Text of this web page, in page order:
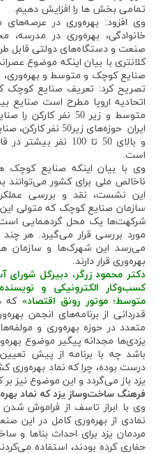
تمامی بخش ها را افزایش دهیم.
وی افزود: بهره‌وری در عرصه‌های
خانوادگی، بهره‌وری در مدرسه،
صنعت و دستگاه‌های دولتی قابل
کلانتری با بیان اینکه موضوع
صنایع کوچک و متوسط و بهره‌وری،
تصریح کرد: تعریف صنایع
متوسط و زیر 50 نفر
و بالای 50 تا 100
است.
وی با بیان اینکه صنایع
ناخالص ملی برای کشور می‌توانند
این نشست، نقد و بررسی
سازمان صنایع کوچک که متولی این
شرکهت‌ها یک محل گردهمایی است
مورد بررسی قرار می‌گیرد. هر
می‌رسد این شهرک‌ها و سازمان
بهره‌وری قرار دارند.
دکتر محمود زرگر، دبیرکل شورای‌
کسب‌وکار الکترونیکی و
متوسط؛‌ موتور رونق اقتصاد» ‌که
قدردانی از برنامه‌های انجمن
متعدد در حوزه بهره‌وری و
یزدی‌ها مجدانه پیگیر موضوع
باشد چه با برنامه از پیش
درست بوده، چرا که نماد بهره‌وری
یزد باز می‌گردد و این موضوع نیز
فرهنگ ساخت‌وساز یزد که نماد
وی با ابراز تاسف از فراموش
نمادی از بهره‌وری کامل در این
مردمان یزد برای احداث بناها و
حفاری ‌کرده بودند، استفاده